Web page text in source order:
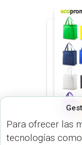
Para ofrecer las
tecnologías